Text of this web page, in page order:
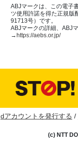
ABJマークは、この電子
ツ使用許諾を得た正規版
91713号）です。
ABJマークの詳細、ABJ
→ https://aebs.or.jp/
dアカウントを発行する
(c) NTT